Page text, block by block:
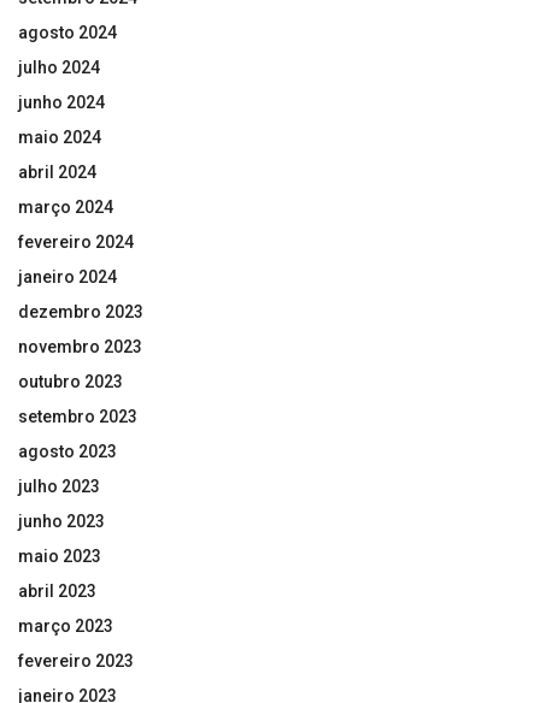
agosto 2024
julho 2024
junho 2024
maio 2024
abril 2024
março 2024
fevereiro 2024
janeiro 2024
dezembro 2023
novembro 2023
outubro 2023
setembro 2023
agosto 2023
julho 2023
junho 2023
maio 2023
abril 2023
março 2023
fevereiro 2023
janeiro 2023